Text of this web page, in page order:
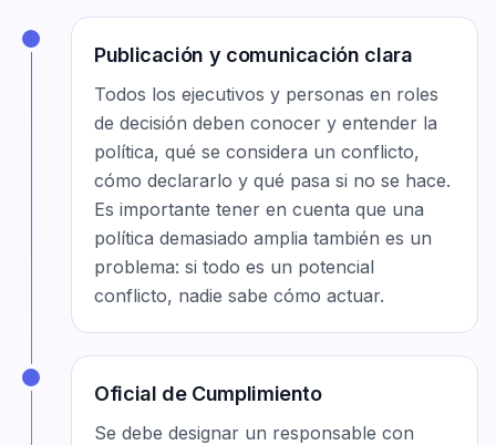
Publicación y comunicación clara
Todos los ejecutivos y personas en roles
de decisión deben conocer y entender la
política, qué se considera un conflicto,
cómo declararlo y qué pasa si no se hace.
Es importante tener en cuenta que una
política demasiado amplia también es un
problema: si todo es un potencial
conflicto, nadie sabe cómo actuar.
Oficial de Cumplimiento
Se debe designar un responsable con